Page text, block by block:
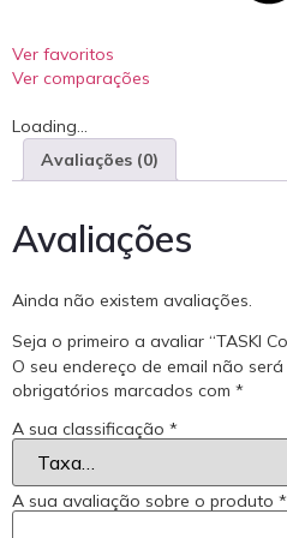
Ver favoritos
Ver comparações
Loading...
Avaliações (0)
Avaliações
Ainda não existem avaliações.
Seja o primeiro a avaliar “TASKI
O seu endereço de email não
obrigatórios marcados com *
A sua classificação *
A sua avaliação sobre o produto *